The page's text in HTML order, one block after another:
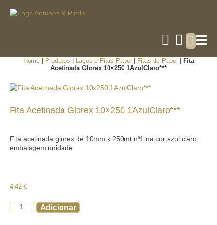
Home| Produtos Laços e Fitas Papel Fitas de Papel
Fita
Acetinada Glorex 10×250 1AzulClaro***
Fita Acetinada Glorex 10×250 1AzulClaro***
Fita acetinada glorex de 10mm x 250mt nº1 na cor azul claro,
embalagem unidade
4.42 €
Adicionar